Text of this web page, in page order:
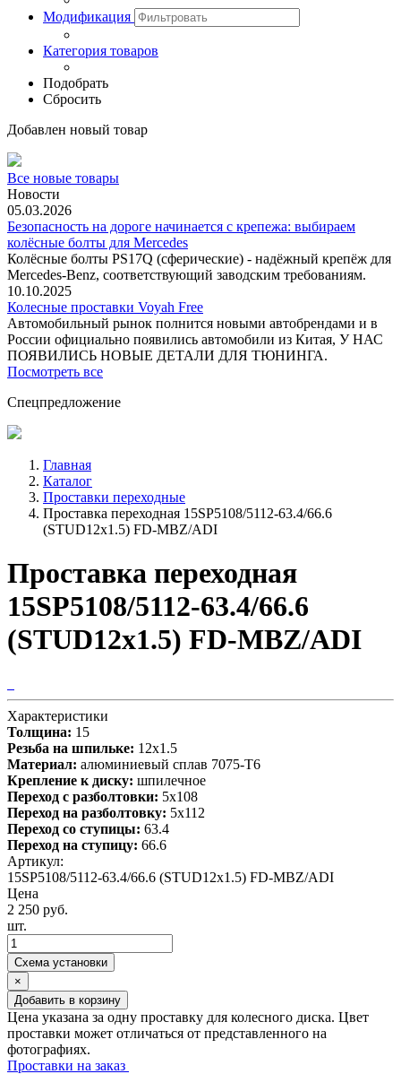
Модификация
Категория товаров
Подобрать
Сбросить
Добавлен новый товар
Все новые товары
Новости
05.03.2026
Безопасность на дороге начинается с крепежа: выбираем
колёсные болты для Mercedes
Колёсные болты PS17Q (сферические) - надёжный крепёж для
Mercedes‑Benz, соответствующий заводским требованиям.
10.10.2025
Колесные проставки Voyah Free
Автомобильный рынок полнится новыми автобрендами и в
России официально появились автомобили из Китая, У НАС
ПОЯВИЛИСЬ НОВЫЕ ДЕТАЛИ ДЛЯ ТЮНИНГА.
Посмотреть все
Спецпредложение
Главная
Каталог
Проставки переходные
Проставка переходная 15SP5108/5112-63.4/66.6
(STUD12x1.5) FD-MBZ/ADI
Проставка переходная
15SP5108/5112-63.4/66.6
(STUD12x1.5) FD-MBZ/ADI
Характеристики
Толщина: 15
Резьба на шпильке: 12х1.5
Материал: алюминиевый сплав 7075-T6
Крепление к диску: шпилечное
Переход с разболтовки: 5х108
Переход на разболтовку: 5х112
Переход со ступицы: 63.4
Переход на ступицу: 66.6
Артикул:
15SP5108/5112-63.4/66.6 (STUD12x1.5) FD-MBZ/ADI
Цена
2 250 руб.
шт.
Схема установки
×
Добавить в корзину
Цена указана за одну проставку для колесного диска. Цвет
проставки может отличаться от представленного на
фотографиях.
Проставки на заказ